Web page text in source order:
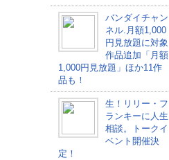
バンダイチャン
ネル.月額1,000
円見放題に対象
作品追加「月額
1,000円見放題」ほか11作
品も！
生！リリー・フ
ランキーに人生
相談。トークイ
ベント開催決
定！